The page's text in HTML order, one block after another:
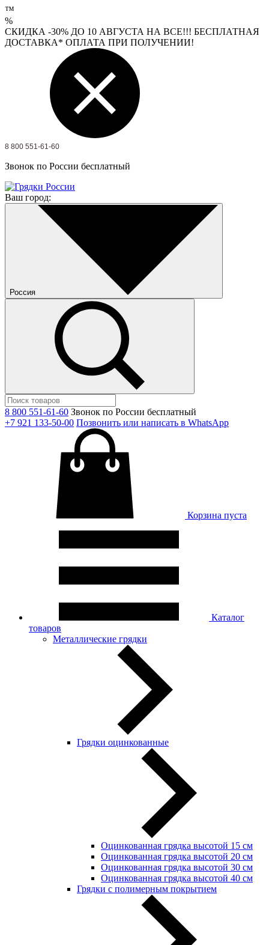
™
%
СКИДКА -30% ДО 10 АВГУСТА НА ВСЕ!!! БЕСПЛАТНАЯ
ДОСТАВКА* ОПЛАТА ПРИ ПОЛУЧЕНИИ!
8 800 551-61-60
Звонок по России бесплатный
Ваш город:
Россия
8 800 551-61-60 Звонок по России бесплатный
+7 921 133-50-00 Позвонить или написать в WhatsApp
Корзина пуста
Каталог
товаров
Металлические грядки
Грядки оцинкованные
Оцинкованная грядка высотой 15 см
Оцинкованная грядка высотой 20 см
Оцинкованная грядка высотой 30 см
Оцинкованная грядка высотой 40 см
Грядки с полимерным покрытием